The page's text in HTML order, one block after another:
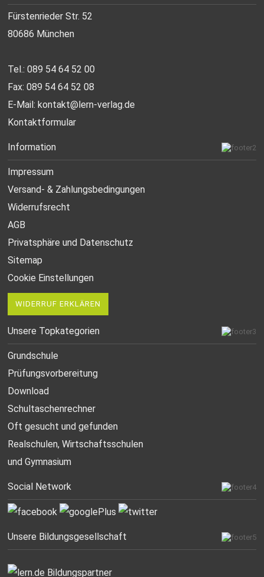
Fürstenrieder Str. 52
80686 München
Tel.: 089 54 64 52 00
Fax: 089 54 64 52 08
E-Mail:kontakt@lern-verlag.de
Kontaktformular
Information
Impressum
Versand- & Zahlungsbedingungen
Widerrufsrecht
AGB
Privatsphäre und Datenschutz
Sitemap
Cookie Einstellungen
WIDERRUF ERKLÄREN
Unsere Topkategorien
Grundschule
Prüfungsvorbereitung
Download
Schultaschenrechner
Oft gesucht und gefunden
Realschulen,Wirtschaftsschulen
und Gymnasium
Social Network
Unsere Bildungsgesellschaft